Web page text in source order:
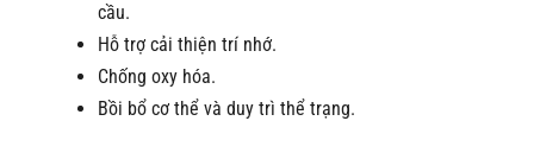
cầu.
Hỗ trợ cải thiện trí nhớ.
Chống oxy hóa.
Bồi bổ cơ thể và duy trì thể trạng.